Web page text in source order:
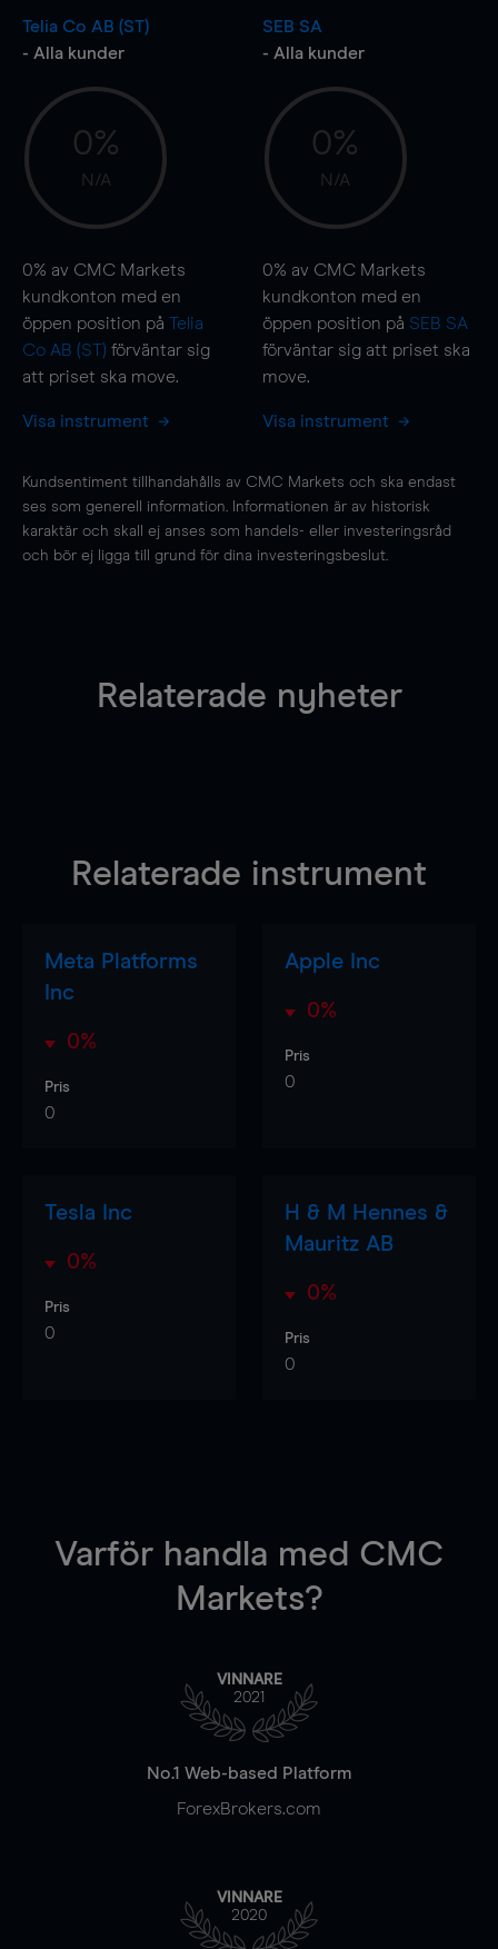
Telia Co AB (ST)
- Alla kunder
0%
N/A
0% av CMC Markets
kundkonton med en
öppen position på Telia
Co AB (ST) förväntar sig
att priset ska move.
Visa instrument
SEB SA
- Alla kunder
0%
N/A
0% av CMC Markets
kundkonton med en
öppen position på SEB SA
förväntar sig att priset ska
move.
Visa instrument
Kundsentiment tillhandahålls av CMC Markets och ska endast
ses som generell information. Informationen är av historisk
karaktär och skall ej anses som handels- eller investeringsråd
och bör ej ligga till grund för dina investeringsbeslut.
Relaterade nyheter
Relaterade instrument
Meta Platforms
Inc
0%
Pris
0
Apple Inc
0%
Pris
0
Tesla Inc
0%
Pris
0
H & M Hennes &
Mauritz AB
0%
Pris
0
Varför handla med CMC
Markets?
VINNARE
2021
No.1 Web-based Platform
ForexBrokers.com
VINNARE
2020